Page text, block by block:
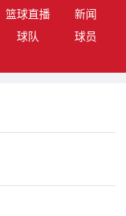
篮球直播
新闻
球队
球员